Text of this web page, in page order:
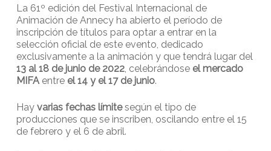
La 61º edición del Festival Internacional de
Animación de Annecy ha abierto el período de
inscripción de títulos para optar a entrar en la
selección oficial de este evento, dedicado
exclusivamente a la animación y que tendrá lugar del
13 al 18 de junio de 2022, celebrándose el mercado
MIFAentre el 14 y el 17 de junio.
Hay varias fechas límitesegún el tipo de
producciones que se inscriben, oscilando entre el 15
de febrero y el 6 de abril.